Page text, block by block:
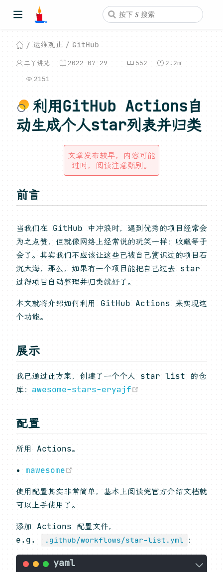
运维观止 GitHub
二丫讲梵 2022-07-29 552 2.2m
2151
利用GitHub Actions自
动生成个人star列表并归类
文章发布较早，内容可能
过时，阅读注意甄别。
前言
当我们在 GitHub 中冲浪时，遇到优秀的项目经常会
为之点赞，但就像网络上经常说的玩笑一样：收藏等于
会了。其实我们不应该让这些已被自己赏识过的项目石
沉大海，那么，如果有一个项目能把自己过去 star
过得项目自动整理并归类就好了。
本文就将介绍如何利用 GitHub Actions 来实现这
个功能。
展示
我已通过此方案，创建了一个个人 star list 的仓
库： awesome-stars-eryajf
配置
所用 Actions。
mawesome
使用配置其实非常简单，基本上阅读完官方介绍文档就
可以上手使用了。
添加 Actions 配置文件，
e.g.
.github/workflows/star-list.yml ：